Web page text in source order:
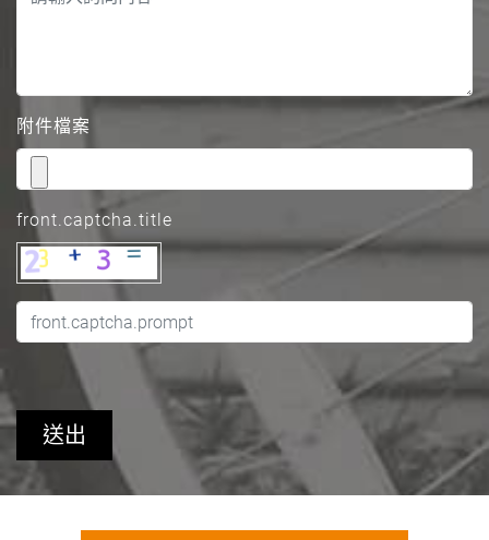
附件檔案
front.captcha.title
送出